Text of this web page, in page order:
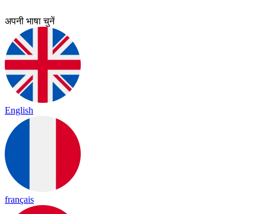
अपनी भाषा चुनें
English
français